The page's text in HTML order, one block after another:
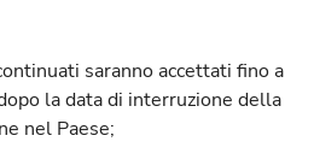
saranno accettati fino a
la data di interruzione della
nel Paese;